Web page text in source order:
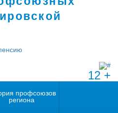
12 +
профсоюзов
региона